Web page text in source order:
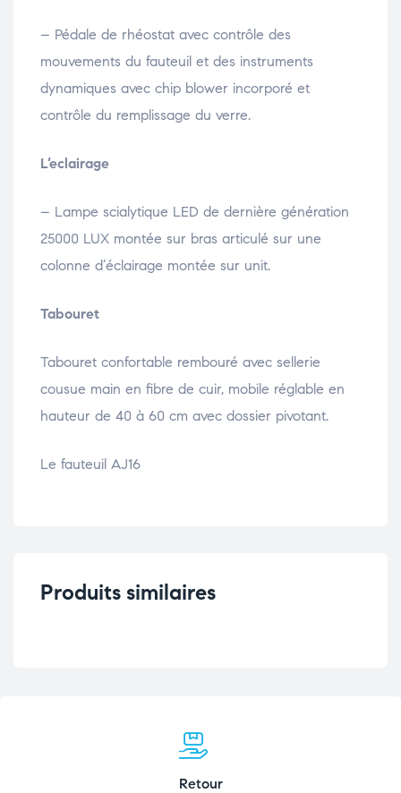
– Pédale de rhéostat avec contrôle des
mouvements du fauteuil et des instruments
dynamiques avec chip blower incorporé et
contrôle du remplissage du verre.
L’eclairage
– Lampe scialytique LED de dernière génération
25000 LUX montée sur bras articulé sur une
colonne d’éclairage montée sur unit.
Tabouret
Tabouret confortable rembouré avec sellerie
cousue main en fibre de cuir, mobile réglable en
hauteur de 40 à 60 cm avec dossier pivotant.
Le fauteuil AJ16
Produits similaires
Retour